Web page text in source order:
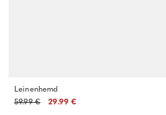
Leinenhemd
59.99 €
29.99 €